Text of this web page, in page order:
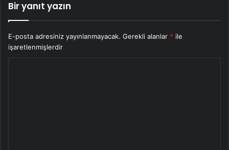
Bir yanıt yazın
E-posta adresiniz yayınlanmayacak. Gerekli alanlar * ile
işaretlenmişlerdir